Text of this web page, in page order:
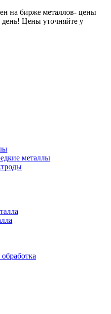
на бирже металлов- цены
Цены уточняйте у
металлы